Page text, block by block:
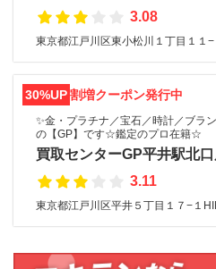
3.08
東京都江戸川区東小松川１丁目１１−
30%UP割増クーポン発行中
✨金・プラチナ／宝石／時計／ブラ
の【GP】です☆鑑定のプロ在籍☆
買取センターGP平井駅北
3.11
東京都江戸川区平井５丁目１７−１